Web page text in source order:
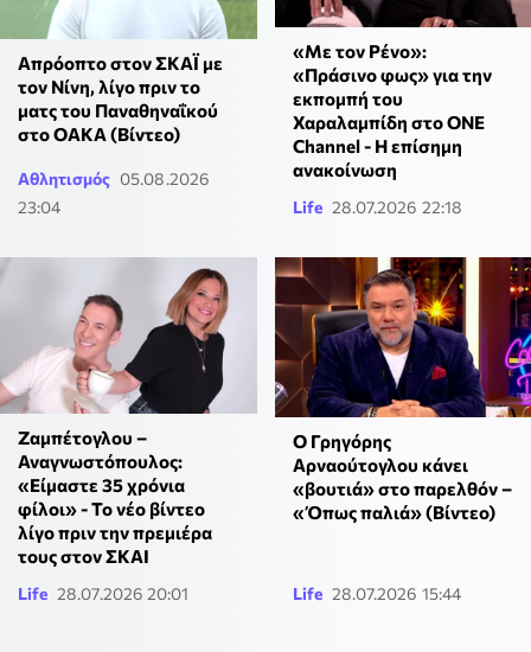
Απρόοπτο στον ΣΚΑΪ με
τον Νίνη, λίγο πριν το
ματς του Παναθηναΐκού
στο ΟΑΚΑ (Βίντεο)
Αθλητισμός 05.08.2026
23:04
«Με τον Ρένο»:
«Πράσινο φως» για την
εκπομπή του
Χαραλαμπίδη στο ONE
Channel - Η επίσημη
ανακοίνωση
Life 28.07.2026 22:18
Ζαμπέτογλου –
Αναγνωστόπουλος:
«Είμαστε 35 χρόνια
φίλοι» - Το νέο βίντεο
λίγο πριν την πρεμιέρα
τους στον ΣΚΑΙ
Life 28.07.2026 20:01
Ο Γρηγόρης
Αρναούτογλου κάνει
«βουτιά» στο παρελθόν –
«Όπως παλιά» (Βίντεο)
Life 28.07.2026 15:44